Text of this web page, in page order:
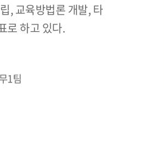
, 교육방법론 개발, 타
로 하고 있다.
1팀